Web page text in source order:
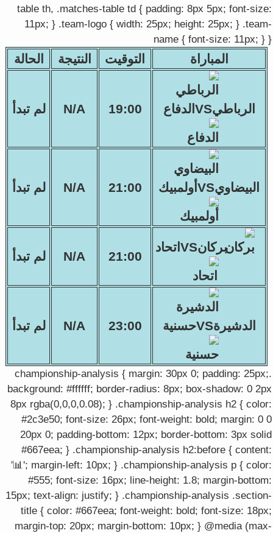
table th, .matches-table td { padding: 8px 5px; font-size:
11px; } .team-logo { width: 25px; height: 25px; } .team-
name { font-size: 11px; } }
المباراة التوقيت النتيجة الحالة
الرباطيVSالدفاع 19:00
N/A لم تبدأ
البيضاويVSأولمبيك 21:00
N/A لم تبدأ
بركانVSاتحاد
21:00
N/A لم تبدأ
الدشيرةVSحسنية 23:00
N/A لم تبدأ
.championship-analysis { margin: 30px 0; padding: 25px;
background: #ffffff; border-radius: 8px; box-shadow: 0 2px
8px rgba(0,0,0,0.08); } .championship-analysis h2 { color:
#2c3e50; font-size: 26px; font-weight: bold; margin: 0 0
20px 0; padding-bottom: 12px; border-bottom: 3px solid
#667eea; } .championship-analysis h2:before { content:
'📊'; margin-left: 10px; } .championship-analysis p { color:
#555; font-size: 16px; line-height: 1.8; margin-bottom:
15px; text-align: justify; } .championship-analysis .section-
title { color: #667eea; font-weight: bold; font-size: 18px;
margin-top: 20px; margin-bottom: 10px; } @media (max-